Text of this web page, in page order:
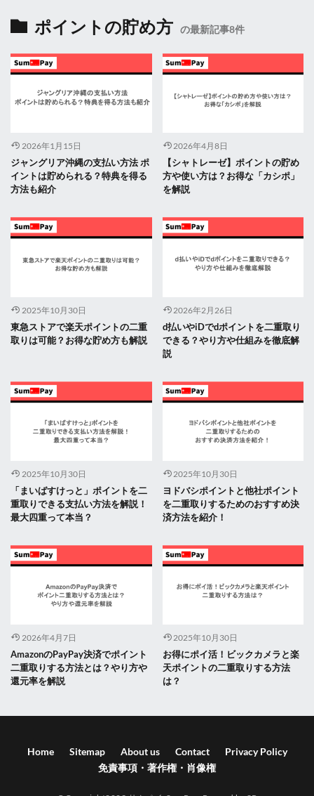
ポイントの貯め方 の最新記事8件
2026年1月15日
ジャングリア沖縄の支払い方法 ポ
イントは貯められる？特典を得る
方法も紹介
2026年4月8日
【シャトレーゼ】ポイントの貯め
方や使い方は？お得な「カシポ」
を解説
2025年10月30日
東急ストアで楽天ポイントの二重
取りは可能？お得な貯め方も解説
2026年2月26日
d払いやiDでdポイントを二重取り
できる？やり方や仕組みを徹底解
説
2025年10月30日
「まいばすけっと」ポイントを二
重取りできる支払い方法を解説！
最大四重って本当？
2025年10月30日
ヨドバシポイントと他社ポイント
を二重取りするためのおすすめ決
済方法を紹介！
2026年4月7日
AmazonのPayPay決済でポイント
二重取りする方法とは？やり方や
還元率を解説
2025年10月30日
お得にポイ活！ビックカメラと楽
天ポイントの二重取りする方法
は？
Home Sitemap About us Contact
Privacy Policy
免責事項・著作権・肖像権